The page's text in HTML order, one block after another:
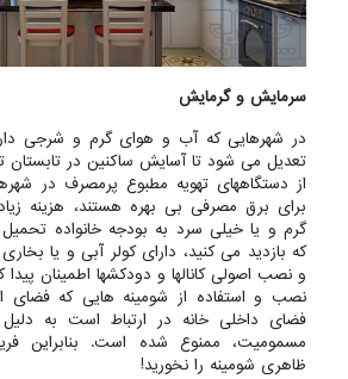
سرمایش و گرمایش
در شهرهایی که آب و هوای گرم و شرجی
تعدیل می شود تا آسایش ساکنین در تابستان
از دستگاههای تهویه مطبوع پرمصرف در
برای برق مصرفی بی بهره هستند، هزینه
گرم و یا خیلی سرد به بودجه خانواده
که بازدید می کنید، دارای کولر آبی و یا
و نصب اصولی کانالها و دودکشها اطمینان پیدا
نصب و استفاده از شومینه هایی که فضای
فضای داخلی خانه در ارتباط است به
مسمومیت، ممنوع شده است. بنابراین
ظاهری شومینه را نخورید!